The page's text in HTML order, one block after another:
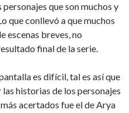
que son muchos y
que conllevó a que muchos
escenas breves, no
final de la serie.
es difícil, tal es así que
historias de los personajes
acertados fue el de Arya